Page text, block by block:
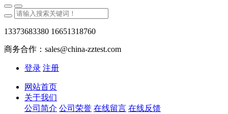
13373683380 16651318760
商务合作：sales@china-zztest.com
登录 注册
网站首页
关于我们
公司简介 公司荣誉 在线留言 在线反馈